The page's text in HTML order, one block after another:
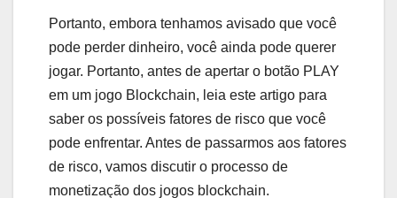
Portanto, embora tenhamos avisado que você
pode perder dinheiro, você ainda pode querer
jogar. Portanto, antes de apertar o botão PLAY
em um jogo Blockchain, leia este artigo para
saber os possíveis fatores de risco que você
pode enfrentar. Antes de passarmos aos fatores
de risco, vamos discutir o processo de
monetização dos jogos blockchain.